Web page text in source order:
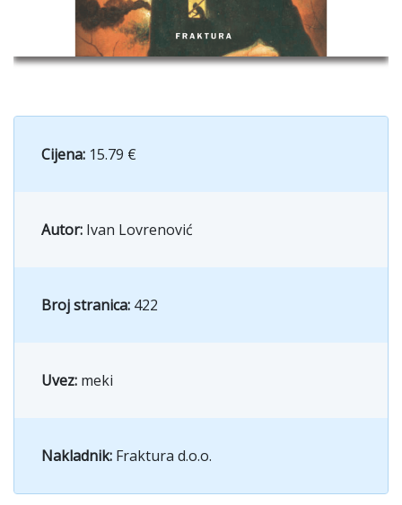
Cijena: 15.79 €
Autor: Ivan Lovrenović
Broj stranica: 422
Uvez: meki
Nakladnik: Fraktura d.o.o.